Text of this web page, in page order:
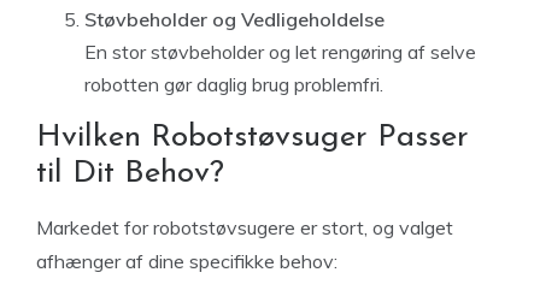
Støvbeholder og Vedligeholdelse
En stor støvbeholder og let rengøring af selve
robotten gør daglig brug problemfri.
Hvilken Robotstøvsuger Passer
til Dit Behov?
Markedet for robotstøvsugere er stort, og valget
afhænger af dine specifikke behov: